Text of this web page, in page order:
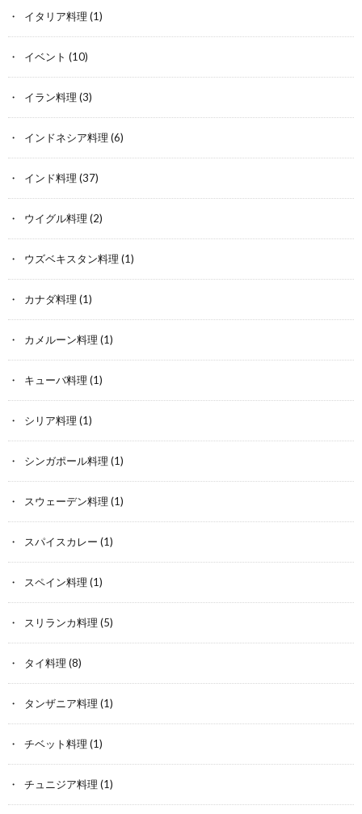
イタリア料理 (1)
イベント (10)
イラン料理 (3)
インドネシア料理 (6)
インド料理 (37)
ウイグル料理 (2)
ウズベキスタン料理 (1)
カナダ料理 (1)
カメルーン料理 (1)
キューバ料理 (1)
シリア料理 (1)
シンガポール料理 (1)
スウェーデン料理 (1)
スパイスカレー (1)
スペイン料理 (1)
スリランカ料理 (5)
タイ料理 (8)
タンザニア料理 (1)
チベット料理 (1)
チュニジア料理 (1)